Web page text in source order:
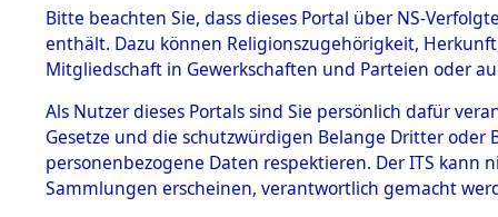
BESTÄNDE
1.
mente
5. Verschiedenes
5.3
Todesmärsche
Neuss→
Bitte beachten Sie, dass dieses Portal über NS-
enthält. Dazu können Religionszugehörigkeit,
Mitgliedschaft in Gewerkschaften und Parteien oder
Als Nutzer dieses Portals sind Sie persönlich dafür
Gesetze und die schutzwürdigen Belange Dritter
personenbezogene Daten respektieren. Der ITS
Sammlungen erscheinen, verantwortlich gemacht